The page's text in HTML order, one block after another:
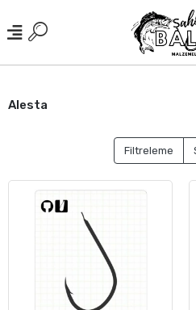
Alesta
Filtreleme